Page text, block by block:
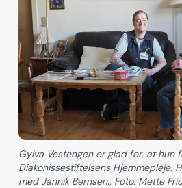
Gylva Vestengen er glad for, at
Diakonissestiftelsens Hjemmepleje.
med Jannik Bernsen., Foto: Mette